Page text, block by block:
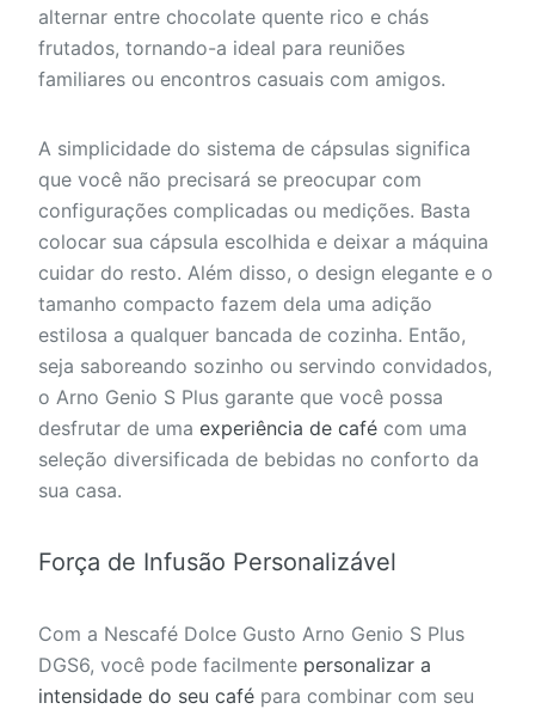
alternar entre chocolate quente rico e chás
frutados, tornando-a ideal para reuniões
familiares ou encontros casuais com amigos.
A simplicidade do sistema de cápsulas significa
que você não precisará se preocupar com
configurações complicadas ou medições. Basta
colocar sua cápsula escolhida e deixar a máquina
cuidar do resto. Além disso, o design elegante e o
tamanho compacto fazem dela uma adição
estilosa a qualquer bancada de cozinha. Então,
seja saboreando sozinho ou servindo convidados,
o Arno Genio S Plus garante que você possa
desfrutar de uma experiência de café com uma
seleção diversificada de bebidas no conforto da
sua casa.
Força de Infusão Personalizável
Com a Nescafé Dolce Gusto Arno Genio S Plus
DGS6, você pode facilmente personalizar a
intensidade do seu café para combinar com seu